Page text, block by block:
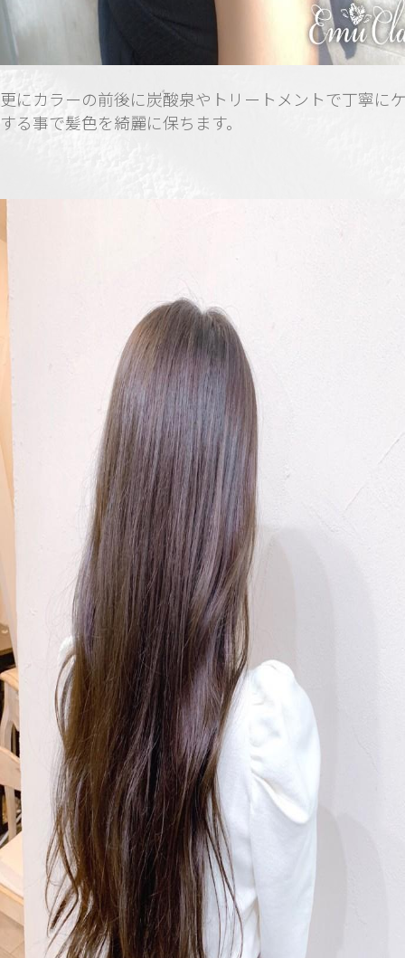
更にカラーの前後に炭酸泉やトリートメントで丁寧に
する事で髪色を綺麗に保ちます。